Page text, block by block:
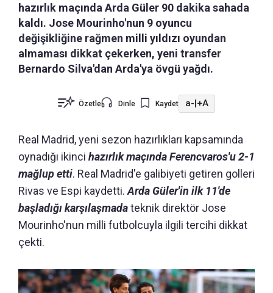
hazırlık maçında Arda Güler 90 dakika sahada
kaldı. Jose Mourinho'nun 9 oyuncu
değişikliğine rağmen milli yıldızı oyundan
almaması dikkat çekerken, yeni transfer
Bernardo Silva'dan Arda'ya övgü yağdı.
Özetle Dinle Kaydet a-|+A
Real Madrid, yeni sezon hazırlıkları kapsamında
oynadığı ikinci hazırlık maçında Ferencvaros'u 2-1
mağlup etti. Real Madrid'e galibiyeti getiren golleri
Rivas ve Espi kaydetti.Arda Güler'in ilk 11'de
başladığı karşılaşmadateknik direktör Jose
Mourinho'nun milli futbolcuyla ilgili tercihi dikkat
çekti.